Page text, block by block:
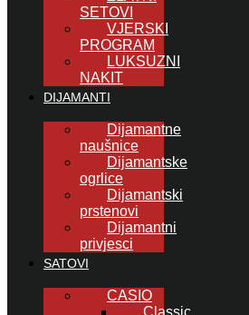
SETOVI
VJERSKI
PROGRAM
LUKSUZNI
NAKIT
DIJAMANTI
Dijamantne
naušnice
Dijamantske
ogrlice
Dijamantski
prstenovi
Dijamantni
privjesci
SATOVI
CASIO
Classic